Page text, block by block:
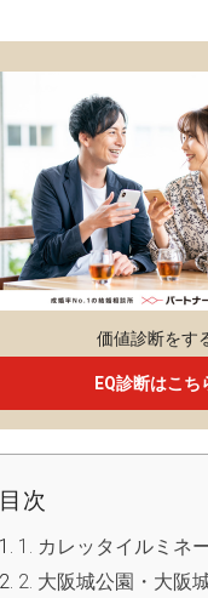
価値診断をす
EQ診断はこち
目次
1. カレッタイルミネ
2. 大阪城公園・大阪